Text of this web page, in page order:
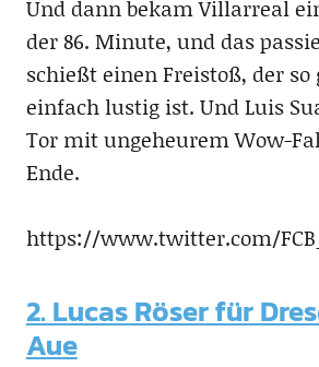
Und dann bekam Villarreal
der 86. Minute, und das
schießt einen Freistoß, der so
einfach lustig ist. Und Luis
Tor mit ungeheurem Wow-
Ende.
https://www.twitter.com/
2. Lucas Röser für
Aue